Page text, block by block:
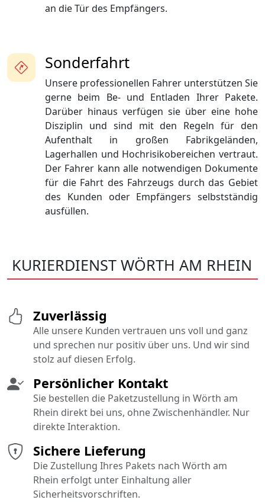
Sonderfahrt
Unsere professionellen Fahrer unterstützen Sie
gerne beim Be- und Entladen Ihrer Pakete.
Darüber hinaus verfügen sie über eine hohe
Disziplin und sind mit den Regeln für den
Aufenthalt in großen Fabrikgeländen,
Lagerhallen und Hochrisikobereichen vertraut.
Der Fahrer kann alle notwendigen Dokumente
für die Fahrt des Fahrzeugs durch das Gebiet
des Kunden oder Empfängers selbstständig
ausfüllen.
an die Tür des Empfängers.
KURIERDIENST WÖRTH AM RHEIN
Sichere Lieferung
Die Zustellung Ihres Pakets nach Wörth am
Rhein erfolgt unter Einhaltung aller
Sicherheitsvorschriften.
Persönlicher Kontakt
Sie bestellen die Paketzustellung in Wörth am
Rhein direkt bei uns, ohne Zwischenhändler. Nur
direkte Interaktion.
Zuverlässig
Alle unsere Kunden vertrauen uns voll und ganz
und sprechen nur positiv über uns. Und wir sind
stolz auf diesen Erfolg.